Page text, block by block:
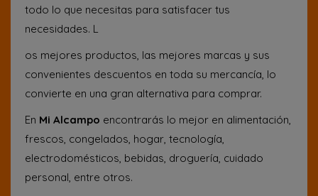
todo lo que necesitas para satisfacer tus
necesidades. L
os mejores productos, las mejores marcas y sus
convenientes descuentos en toda su mercancía, lo
convierte en una gran alternativa para comprar.
En Mi Alcampo encontrarás lo mejor en alimentación,
frescos, congelados, hogar, tecnología,
electrodomésticos, bebidas, droguería, cuidado
personal, entre otros.